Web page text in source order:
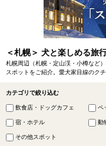
＜札幌＞ 犬と楽しめる旅
札幌周辺（札幌・定山渓・小樽など
スポットをご紹介。愛犬家目線のク
カテゴリで絞り込む
飲食店・ドッグカフェ ペ
宿・ホテル 動
その他スポット